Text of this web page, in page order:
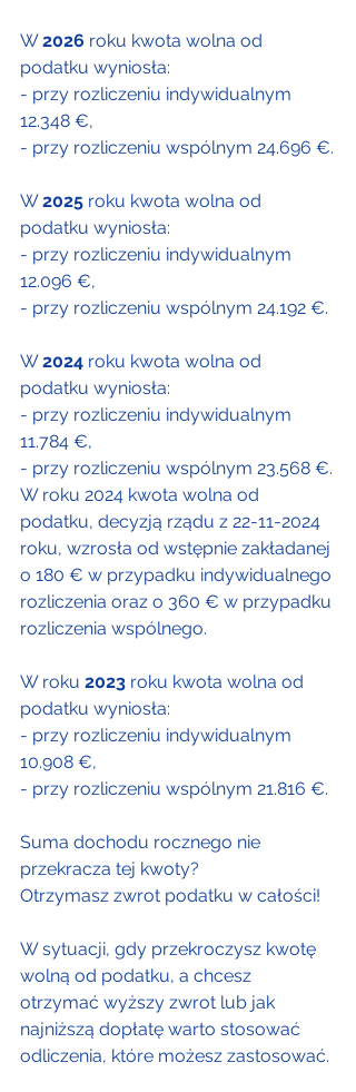
W 2026 roku kwota wolna od
podatku wyniosła:
- przy rozliczeniu indywidualnym
12.348 €,
- przy rozliczeniu wspólnym 24.696 €.
W 2025 roku kwota wolna od
podatku wyniosła:
- przy rozliczeniu indywidualnym
12.096 €,
- przy rozliczeniu wspólnym 24.192 €.
W 2024 roku kwota wolna od
podatku wyniosła:
- przy rozliczeniu indywidualnym
11.784 €,
- przy rozliczeniu wspólnym 23.568 €.
W roku 2024 kwota wolna od
podatku, decyzją rządu z 22-11-2024
roku, wzrosła od wstępnie zakładanej
o 180 € w przypadku indywidualnego
rozliczenia oraz o 360 € w przypadku
rozliczenia wspólnego.
W roku 2023 roku kwota wolna od
podatku wyniosła:
- przy rozliczeniu indywidualnym
10.908 €,
- przy rozliczeniu wspólnym 21.816 €.
Suma dochodu rocznego nie
przekracza tej kwoty?
Otrzymasz zwrot podatku w całości!
W sytuacji, gdy przekroczysz kwotę
wolną od podatku, a chcesz
otrzymać wyższy zwrot lub jak
najniższą dopłatę warto stosować
odliczenia, które możesz zastosować.